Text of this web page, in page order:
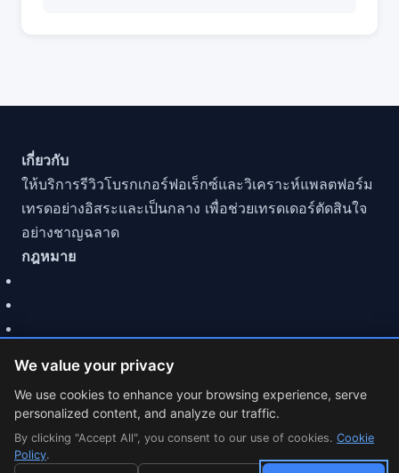
We value your privacy
We use cookies to enhance your browsing experience, serve
personalized content, and analyze our traffic.
By clicking "Accept All", you consent to our use of cookies. Cookie
Policy.
เกี่ยวกับ
ให้บริการรีวิวโบรกเกอร์ฟอเร็กซ์และวิเคราะห์แพลตฟอร์ม
เทรดอย่างอิสระและเป็นกลาง เพื่อช่วยเทรดเดอร์ตัดสินใจ
อย่างชาญฉลาด
กฎหมาย
© 2026 MarketCFD | รีวิวโบรกเกอร์ Forex. Trading involves
risk.
Cookie Settings